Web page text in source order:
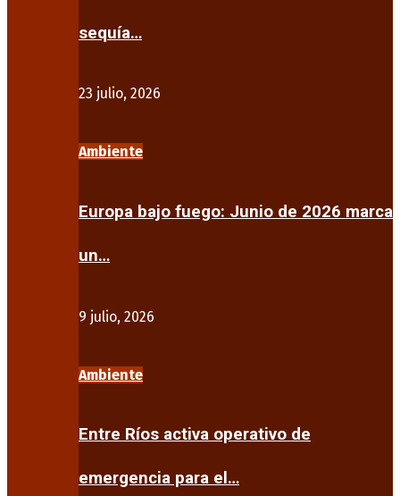
sequía…
23 julio, 2026
Ambiente
Europa bajo fuego: Junio de 2026 marca
un…
9 julio, 2026
Ambiente
Entre Ríos activa operativo de
emergencia para el…